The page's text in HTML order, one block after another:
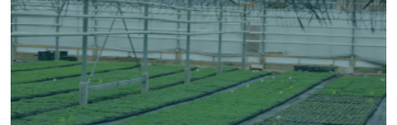
Тульская область, Венёвский р-н, село
Борщевое, улица Лесная, д. 13
8 963 224 87 99
https://www.venev1.ru/